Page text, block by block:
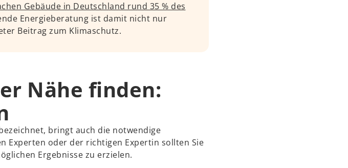
Gebäude in Deutschland rund 35 % des
Energieberatung ist damit nicht nur
Beitrag zum Klimaschutz.
Nähe finden:
bringt auch die notwendige
Experten oder der richtigen Expertin sollten Sie
Ergebnisse zu erzielen.